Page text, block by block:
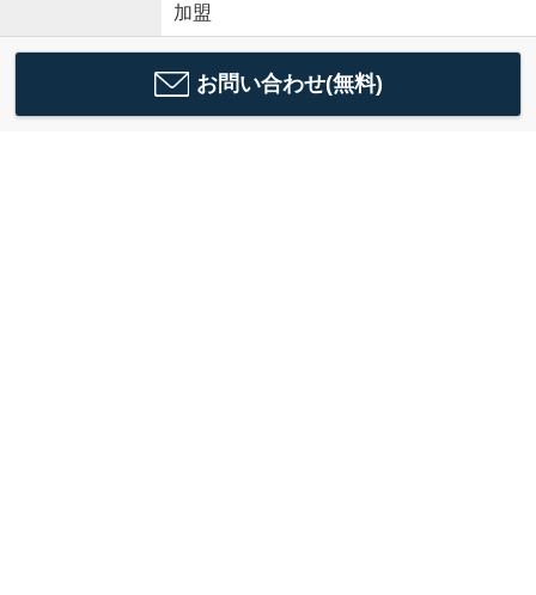
加盟
お問い合わせ(無料)